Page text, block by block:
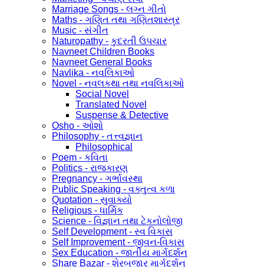
Marriage Songs - લગ્ન ગીતો
Maths - ગણિત તથા ગણિતશાસ્ત્ર
Music - સંગીત
Naturopathy - કુદરતી ઉપચાર
Navneet Children Books
Navneet General Books
Navlika - નવલિકાઓ
Novel - નવલકથા તથા નવલિકાઓ
Social Novel
Translated Novel
Suspense & Detective
Osho - ઓશો
Philosophy - તત્ત્વજ્ઞાન
Philosophical
Poem - કવિતા
Politics - રાજકારણ
Pregnancy - ગર્ભાવસ્થા
Public Speaking - વક્તુત્વ કળા
Quotation - સુવાક્યો
Religious - ધાર્મિક
Science - વિજ્ઞાન તથા ટેકનોલોજી
Self Development - સ્વ વિકાસ
Self Improvement - જીવન-વિકાસ
Sex Education - જાતીય માર્ગદર્શન
Share Bazar - શેરબજાર માર્ગદર્શન